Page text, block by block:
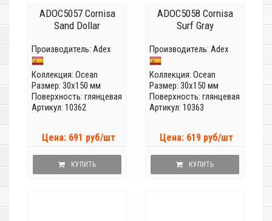
ADOC5057 Cornisa
Sand Dollar
Производитель: Adex
Коллекция: Ocean
Размер: 30x150 мм
Поверхность: глянцевая
Артикул: 10362
Цена: 691 руб/шт
КУПИТЬ
ADOC5058 Cornisa
Surf Gray
Производитель: Adex
Коллекция: Ocean
Размер: 30x150 мм
Поверхность: глянцевая
Артикул: 10363
Цена: 619 руб/шт
КУПИТЬ